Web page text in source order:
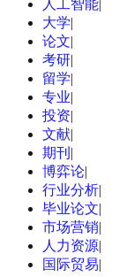
人工智能|
大学|
论文|
考研|
留学|
专业|
投资|
文献|
期刊 |
博弈论|
行业分析|
毕业论文|
市场营销|
人力资源|
国际贸易|